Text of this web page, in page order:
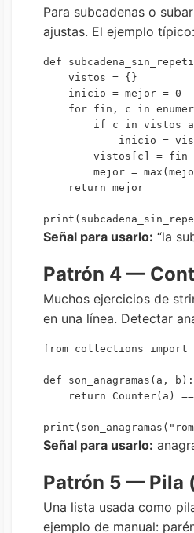
Para subcadenas o
ajustas. El ejemplo
def
vistos = {}
    inicio = mejor = 0
for fin, c in
if c in vistos
inicio =
        vistos[c] = fin
mejor =
    return mejor
Señal para usarlo: “la
Patrón 4 —
Muchos ejercicios de
en una línea. Detectar
from collections import
def son_anagramas(a, b):
return Counter(a)
Señal para usarlo:
Patrón 5 — Pila
Una lista usada como
ejemplo de manual: